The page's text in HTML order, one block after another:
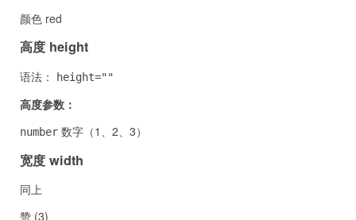
颜色 red
高度 height
语法： height=""
高度参数：
number 数字（1、2、3）
宽度 width
同上
赞 (3)